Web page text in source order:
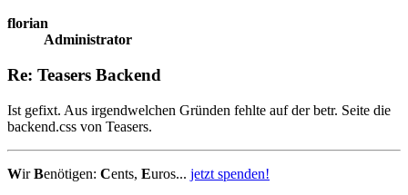
florian
Administrator
Re: Teasers Backend
Ist gefixt. Aus irgendwelchen Gründen fehlte auf der betr. Seite die
backend.css von Teasers.
WirBenötigen: Cents, Euros... jetzt spenden!